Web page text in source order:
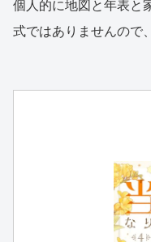
個人的に地図と年表と
式ではありませんので